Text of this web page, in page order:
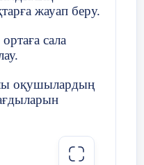
«Қатарға қосыл»
жауап беру.
сала
оқушылардың